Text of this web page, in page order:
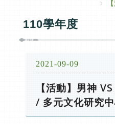
110學年度
2021-09-09
【活動】男神
/ 多元文化研究